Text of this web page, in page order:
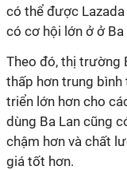
có thể được Lazada
có cơ hội lớn ở ở Ba
Theo đó, thị trường
thấp hơn trung bình
triển lớn hơn cho
dùng Ba Lan cũng
chậm hơn và chất
giá tốt hơn.